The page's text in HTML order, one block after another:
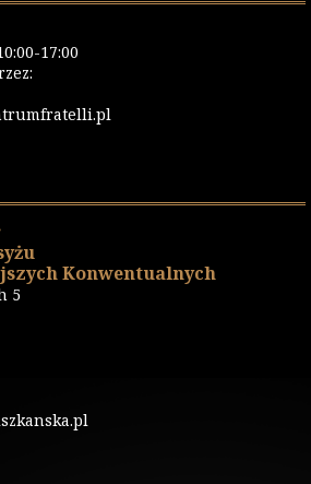
17:00
Konwentualnych
5